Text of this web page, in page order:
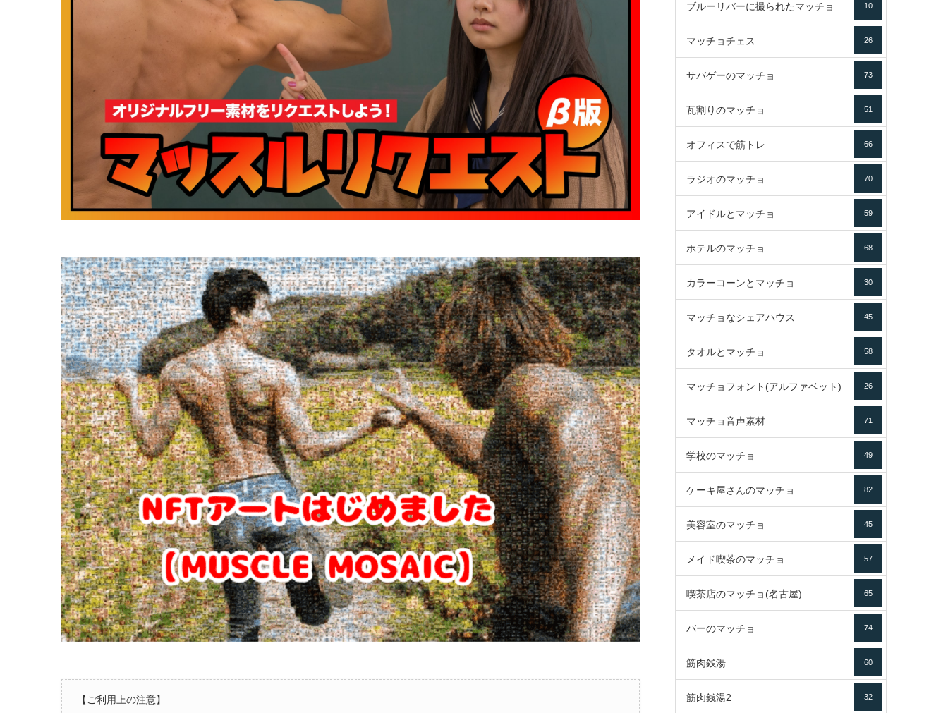
【ご利用上の注意】
16
ブルーリバーに撮られたマッチョ 10
マッチョチェス 26
サバゲーのマッチョ 73
瓦割りのマッチョ 51
オフィスで筋トレ 66
ラジオのマッチョ 70
アイドルとマッチョ 59
ホテルのマッチョ 68
カラーコーンとマッチョ 30
マッチョなシェアハウス 45
タオルとマッチョ 58
マッチョフォント(アルファベット) 26
マッチョ音声素材 71
学校のマッチョ 49
ケーキ屋さんのマッチョ 82
美容室のマッチョ 45
メイド喫茶のマッチョ 57
喫茶店のマッチョ(名古屋) 65
バーのマッチョ 74
筋肉銭湯 60
筋肉銭湯2 32